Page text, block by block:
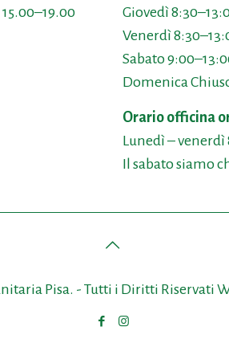
Giovedì
Venerdì
Sabato
Domenica
Orario officina
Lunedì – venerdì
Il sabato siamo
Pisa. - Tutti i Diritti Riservati